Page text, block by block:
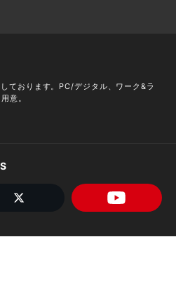
ております。PC/デジタル、ワーク&ラ
意。